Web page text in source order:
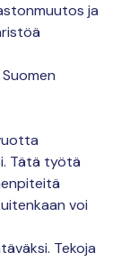
ja
Tätä työtä
voi
Tekoja